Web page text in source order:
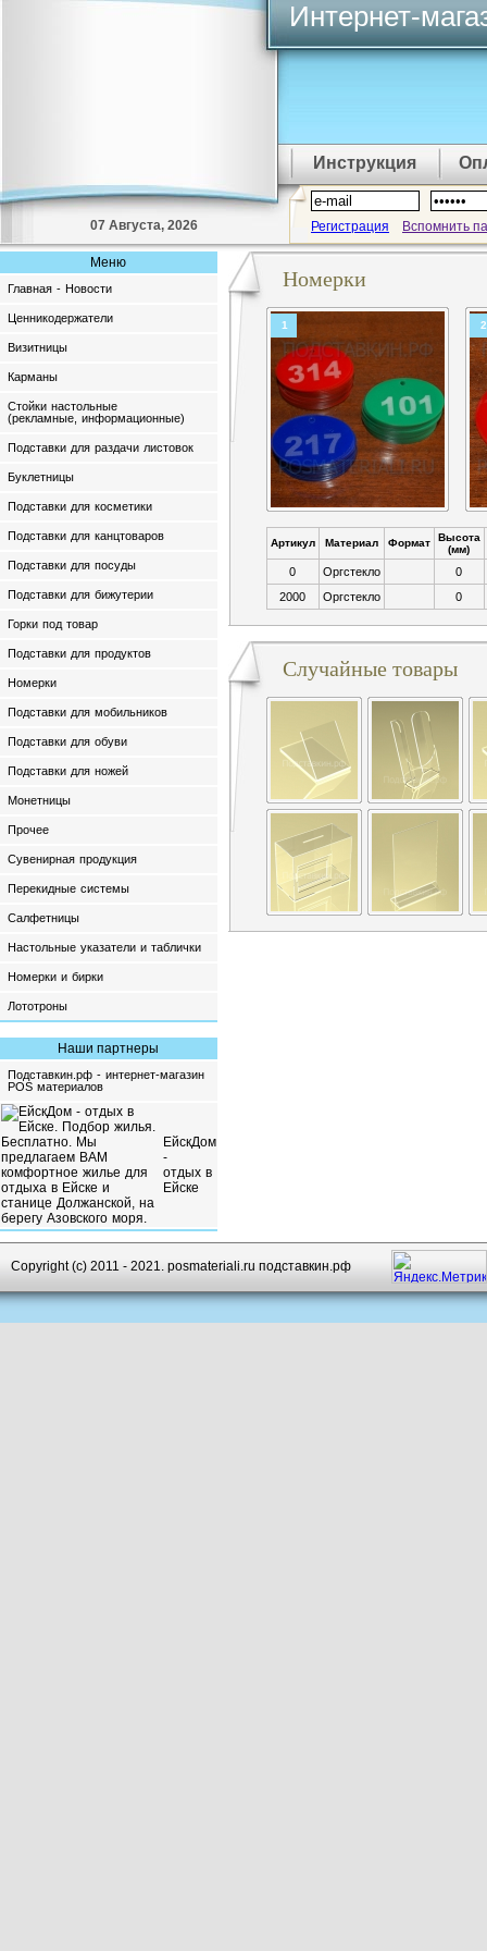
07 Августа, 2026
Интернет-
Инструкция
Регистрация Вспомнить
Меню
Главная - Новости
Ценникодержатели
Визитницы
Карманы
Стойки настольные
(рекламные, информационные)
Подставки для раздачи листовок
Буклетницы
Подставки для косметики
Подставки для канцтоваров
Подставки для посуды
Подставки для бижутерии
Горки под товар
Подставки для продуктов
Номерки
Подставки для мобильников
Подставки для обуви
Подставки для ножей
Монетницы
Прочее
Сувенирная продукция
Перекидные системы
Салфетницы
Настольные указатели и таблички
Номерки и бирки
Лототроны
Наши партнеры
Подставкин.рф - интернет-магазин
POS материалов
ЕйскДом
-
отдых в
Ейске
Номерки
1 2
Артикул Материал Формат
Высота
(мм)
0 Оргстекло
0
2000
Оргстекло 0
Случайные товары
Copyright (c) 2011 - 2021. posmateriali.ru подставкин.рф